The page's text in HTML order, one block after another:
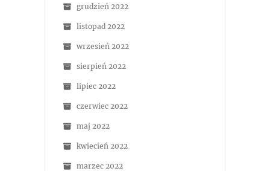
grudzień 2022
listopad 2022
wrzesień 2022
sierpień 2022
lipiec 2022
czerwiec 2022
maj 2022
kwiecień 2022
marzec 2022